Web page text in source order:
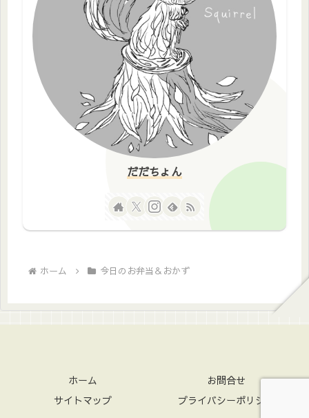
だだちょん
ホーム 今日のお弁当＆おかず
ホーム
お問合せ
サイトマップ
プライバシーポリシー